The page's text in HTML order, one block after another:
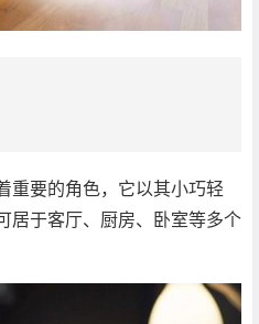
重要的角色，它以其小巧轻
居于客厅、厨房、卧室等多个